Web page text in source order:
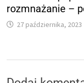
rozmnażanie –
27 października, 2023